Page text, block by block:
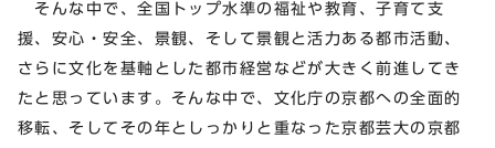
そんな中で、全国トップ水準の福祉や教育、子育て支
援、安心・安全、景観、そして景観と活力ある都市活動、
さらに文化を基軸とした都市経営などが大きく前進してき
たと思っています。そんな中で、文化庁の京都への全面的
移転、そしてその年としっかりと重なった京都芸大の京都